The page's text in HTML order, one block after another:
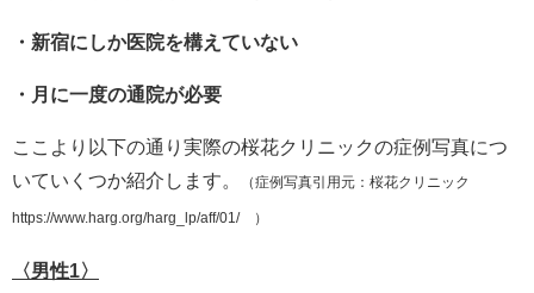
・新宿にしか医院を構えていない
・月に一度の通院が必要
ここより以下の通り実際の桜花クリニックの症例写真につ
いていくつか紹介します。
（症例写真引用元：桜花クリニック
https://www.harg.org/harg_lp/aff/01/ ）
〈男性1〉